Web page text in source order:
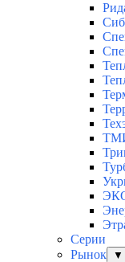
Серии
Рынок
▼